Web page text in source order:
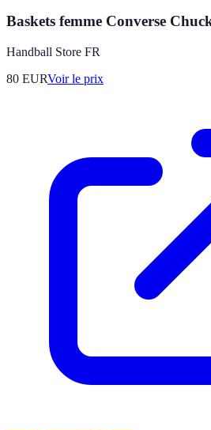
Baskets femme Converse
Handball Store FR
80 EURVoir le prix